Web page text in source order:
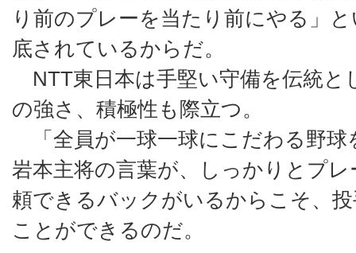
り前のプレーを当たり前にやる」
底されているからだ。
NTT東日本は手堅い守備を伝統と
の強さ、積極性も際立つ。
「全員が一球一球にこだわる野球
岩本主将の言葉が、しっかりとプ
頼できるバックがいるからこそ、
ことができるのだ。